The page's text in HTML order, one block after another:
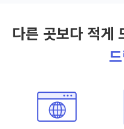
다른 곳보다 적게